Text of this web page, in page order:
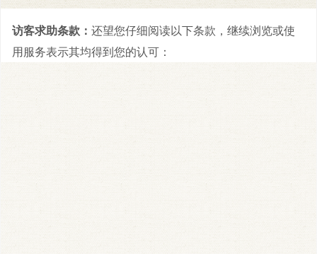
访客求助条款： 还望您仔细阅读以下条款，继续浏览或使
用服务表示其均得到您的认可：